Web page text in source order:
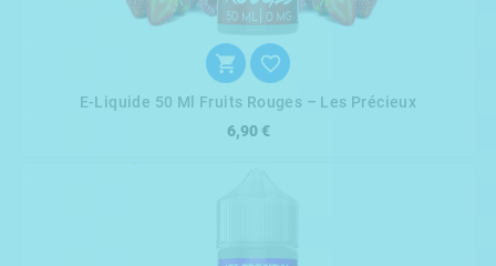
 
E-Liquide 50 Ml Fruits Rouges – Les Précieux
6,90 €